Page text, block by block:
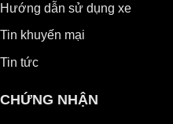
Hướng dẫn sử dụng xe
Tin khuyến mại
Tin tức
CHỨNG NHẬN